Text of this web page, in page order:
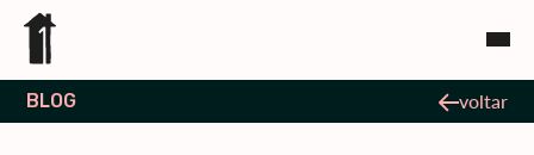
BLOG voltar